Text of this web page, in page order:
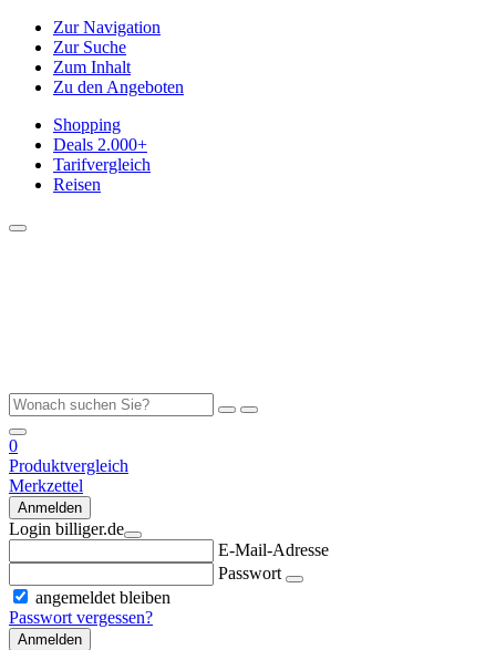
Zur Navigation
Zur Suche
Zum Inhalt
Zu den Angeboten
Shopping
Deals 2.000+
Tarifvergleich
Reisen
0
Produktvergleich
Merkzettel
Anmelden
Login billiger.de
E-Mail-Adresse
Passwort
angemeldet bleiben
Passwort vergessen?
Anmelden